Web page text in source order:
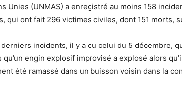
Unies (UNMAS) a enregistré au moins 158
qui ont fait 296 victimes civiles, dont 151 morts,
derniers incidents, il y a eu celui du 5 décembre,
qu’un engin explosif improvisé a explosé alors
été ramassé dans un buisson voisin dans la